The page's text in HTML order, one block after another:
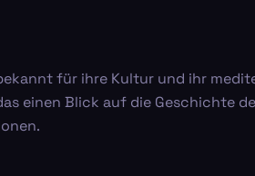
für ihre Kultur und ihr
einen Blick auf die Geschichte